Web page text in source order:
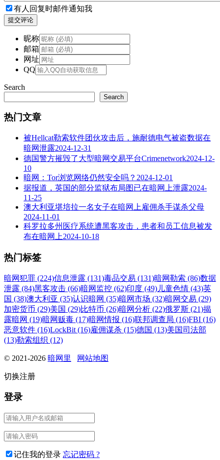
有人回复时邮件通知我
提交评论
昵称
邮箱
网址
QQ
Search
Search
热门文章
被Hellcat勒索软件团伙攻击后，施耐德电气被盗数据在
暗网泄露2024-12-31
德国警方摧毁了大型暗网交易平台Crimenetwork2024-12-
10
暗网：Tor浏览网络仍然安全吗？ 2024-12-01
据报道，英国的部分监狱布局图已在暗网上泄露2024-
11-25
澳大利亚堪培拉一名女子在暗网上雇佣杀手谋杀父母
2024-11-01
科罗拉多州医疗系统遭黑客攻击，患者和员工信息被发
布在暗网上2024-10-18
热门标签
暗网犯罪 (224)信息泄露 (131)毒品交易 (131)暗网勒索 (86)数据
泄露 (84)黑客攻击 (66)暗网监控 (62)印度 (49) 儿童色情 (43)英
国 (38)澳大利亚 (35)认识暗网 (35)暗网市场 (32)暗网交易 (29)
加密货币 (29)美国 (29)比特币 (26)暗网分析 (22)俄罗斯 (21)揭
露暗网 (19)暗网贩毒 (17)暗网情报 (16)联邦调查局 (16)FBI (16)
恶意软件 (16)LockBit (16)雇佣谋杀 (15)德国 (13)美国司法部
(13)勒索组织 (12)
© 2021-2026 暗网里 网站地图
切换注册
登录
记住我的登录 忘记密码 ?